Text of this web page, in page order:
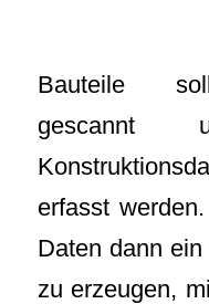
Bauteile
erfasst
Daten dann
zu erzeugen,